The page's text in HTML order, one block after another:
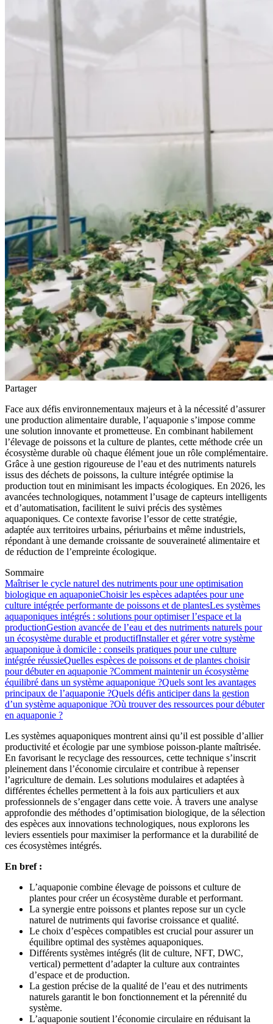
Partager
Face aux défis environnementaux majeurs et à la nécessité d’assurer
une production alimentaire durable, l’aquaponie s’impose comme
une solution innovante et prometteuse. En combinant habilement
l’élevage de poissons et la culture de plantes, cette méthode crée un
écosystème durable où chaque élément joue un rôle complémentaire.
Grâce à une gestion rigoureuse de l’eau et des nutriments naturels
issus des déchets de poissons, la culture intégrée optimise la
production tout en minimisant les impacts écologiques. En 2026, les
avancées technologiques, notamment l’usage de capteurs intelligents
et d’automatisation, facilitent le suivi précis des systèmes
aquaponiques. Ce contexte favorise l’essor de cette stratégie,
adaptée aux territoires urbains, périurbains et même industriels,
répondant à une demande croissante de souveraineté alimentaire et
de réduction de l’empreinte écologique.
Sommaire
Maîtriser le cycle naturel des nutriments pour une optimisation
biologique en aquaponieChoisir les espèces adaptées pour une
culture intégrée performante de poissons et de plantesLes systèmes
aquaponiques intégrés : solutions pour optimiser l’espace et la
productionGestion avancée de l’eau et des nutriments naturels pour
un écosystème durable et productifInstaller et gérer votre système
aquaponique à domicile : conseils pratiques pour une culture
intégrée réussieQuelles espèces de poissons et de plantes choisir
pour débuter en aquaponie ?Comment maintenir un écosystème
équilibré dans un système aquaponique ?Quels sont les avantages
principaux de l’aquaponie ?Quels défis anticiper dans la gestion
d’un système aquaponique ?Où trouver des ressources pour débuter
en aquaponie ?
Les systèmes aquaponiques montrent ainsi qu’il est possible d’allier
productivité et écologie par une symbiose poisson-plante maîtrisée.
En favorisant le recyclage des ressources, cette technique s’inscrit
pleinement dans l’économie circulaire et contribue à repenser
l’agriculture de demain. Les solutions modulaires et adaptées à
différentes échelles permettent à la fois aux particuliers et aux
professionnels de s’engager dans cette voie. À travers une analyse
approfondie des méthodes d’optimisation biologique, de la sélection
des espèces aux innovations technologiques, nous explorons les
leviers essentiels pour maximiser la performance et la durabilité de
ces écosystèmes intégrés.
En bref :
L’aquaponie combine élevage de poissons et culture de
plantes pour créer un écosystème durable et performant.
La synergie entre poissons et plantes repose sur un cycle
naturel de nutriments qui favorise croissance et qualité.
Le choix d’espèces compatibles est crucial pour assurer un
équilibre optimal des systèmes aquaponiques.
Différents systèmes intégrés (lit de culture, NFT, DWC,
vertical) permettent d’adapter la culture aux contraintes
d’espace et de production.
La gestion précise de la qualité de l’eau et des nutriments
naturels garantit le bon fonctionnement et la pérennité du
système.
L’aquaponie soutient l’économie circulaire en réduisant la